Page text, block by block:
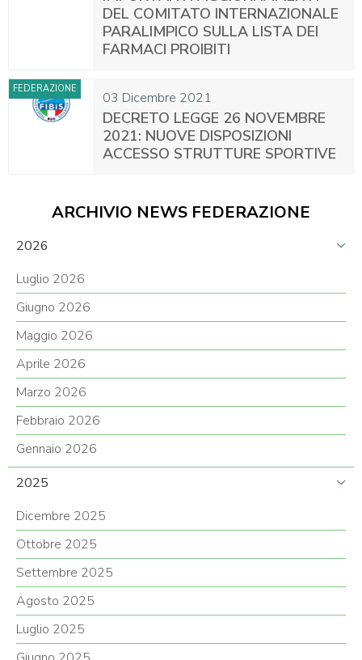
DEL COMITATO INTERNAZIONALE
PARALIMPICO SULLA LISTA DEI
FARMACI PROIBITI
03 Dicembre 2021
FEDERAZIONE
DECRETO LEGGE 26 NOVEMBRE
2021: NUOVE DISPOSIZIONI
ACCESSO STRUTTURE SPORTIVE
ARCHIVIO NEWS FEDERAZIONE
2026
Luglio 2026
Giugno 2026
Maggio 2026
Aprile 2026
Marzo 2026
Febbraio 2026
Gennaio 2026
2025
Dicembre 2025
Ottobre 2025
Settembre 2025
Agosto 2025
Luglio 2025